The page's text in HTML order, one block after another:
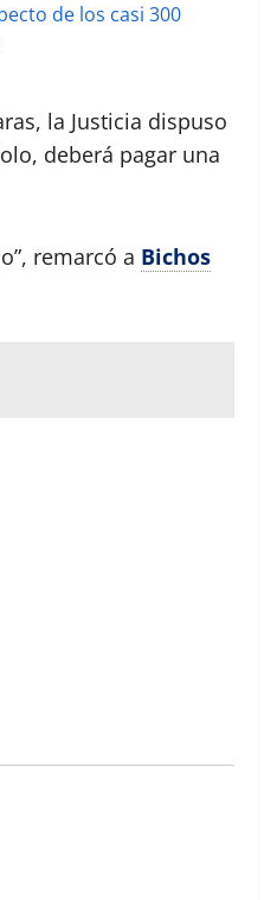
de los casi 300
la Justicia dispuso
deberá pagar una
remarcó a Bichos